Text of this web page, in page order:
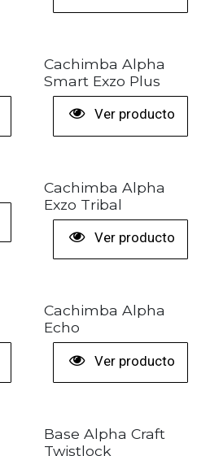
Cachimba Alpha
Smart Exzo Plus
Ver producto
+ COLORES
Cachimba Alpha
Exzo Tribal
Ver producto
Cachimba Alpha
Echo
Ver producto
Base Alpha Craft
Twistlock